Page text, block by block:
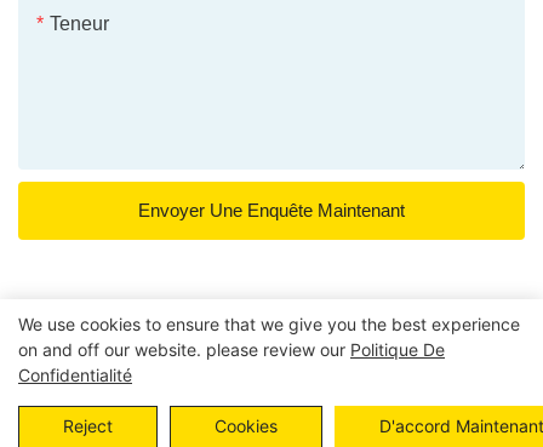
Teneur
Envoyer Une Enquête Maintenant
Copyright © 2026 POWER EAGLE INDUSTRIES, INC. |
Plan du site Politique de confidentialité
We use cookies to ensure that we give you the best experience
on and off our website. please review our Politique De
Confidentialité
Reject Cookies D'accord Maintenant